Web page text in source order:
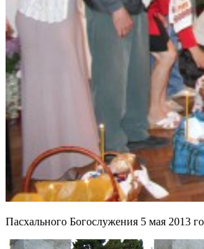
Пасхального Богослужения 5 мая 2013